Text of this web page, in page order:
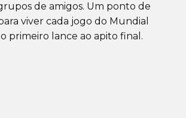
de amigos. Um ponto de
viver cada jogo do Mundial
primeiro lance ao apito final.